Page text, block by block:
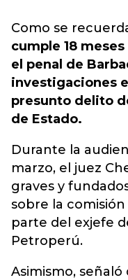
Como se
cumple 18
el penal de
investigaciones
presunto delito
de Estado.
Durante la
marzo, el juez
graves y
sobre la
parte del exjefe
Petroperú.
Asimismo, señaló